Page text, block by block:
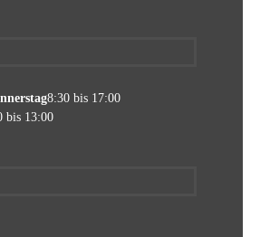
8:30 bis 17:00
bis 13:00